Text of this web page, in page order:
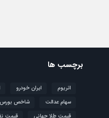
برچسب ها
اتریوم ایران خودرو
سهام عدالت
شاخص بورس
قیمت طلا جهانی
قیمت